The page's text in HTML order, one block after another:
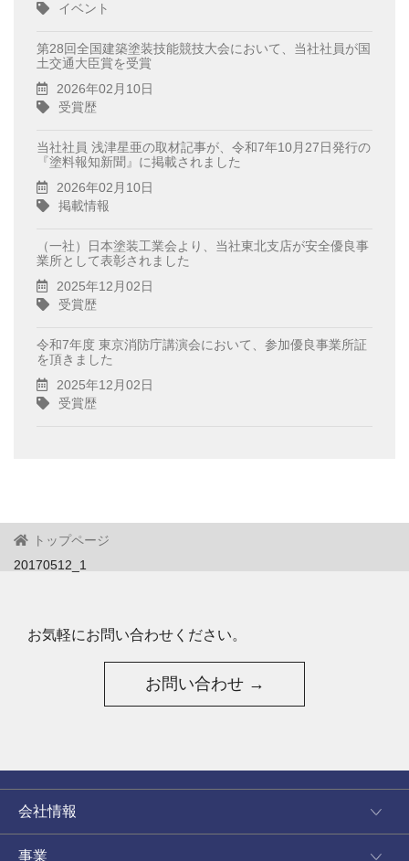
イベント
第28回全国建築塗装技能競技大会において、当社社員が国
土交通大臣賞を受賞
2026年02月10日
受賞歴
当社社員 浅津星亜の取材記事が、令和7年10月27日発行の
『塗料報知新聞』に掲載されました
2026年02月10日
掲載情報
（一社）日本塗装工業会より、当社東北支店が安全優良事
業所として表彰されました
2025年12月02日
受賞歴
令和7年度 東京消防庁講演会において、参加優良事業所証
を頂きました
2025年12月02日
受賞歴
トップページ
20170512_1
お気軽にお問い合わせください。
お問い合わせ →
会社情報
事業